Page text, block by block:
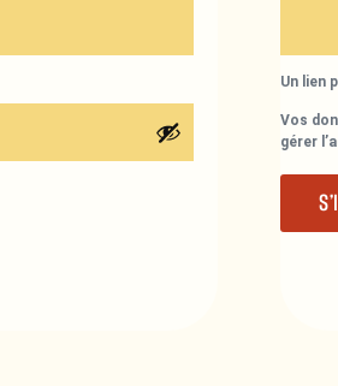
Un lien
Vos
gérer